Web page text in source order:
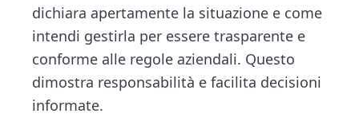
dichiara apertamente la situazione e come
intendi gestirla per essere trasparente e
conforme alle regole aziendali. Questo
dimostra responsabilità e facilita decisioni
informate.